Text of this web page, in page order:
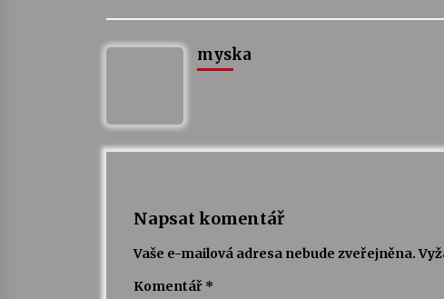
myska
Napsat komentář
Vaše e-mailová adresa nebude zveřejněna.
Komentář *